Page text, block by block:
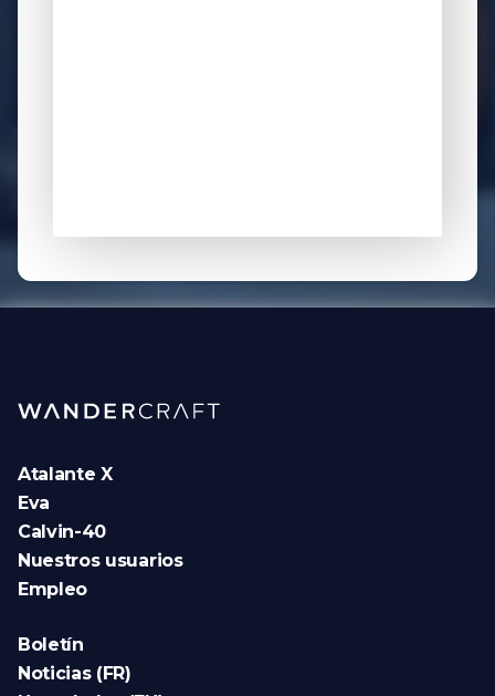
Atalante X
Eva
Calvin-40
Nuestros usuarios
Empleo
Boletín
Noticias (FR)